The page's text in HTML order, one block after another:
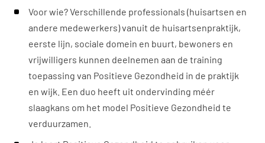
Voor wie? Verschillende professionals (huisartsen en
andere medewerkers) vanuit de huisartsenpraktijk,
eerste lijn, sociale domein en buurt, bewoners en
vrijwilligers kunnen deelnemen aan de training
toepassing van Positieve Gezondheid in de praktijk
en wijk. Een duo heeft uit ondervinding méér
slaagkans om het model Positieve Gezondheid te
verduurzamen.